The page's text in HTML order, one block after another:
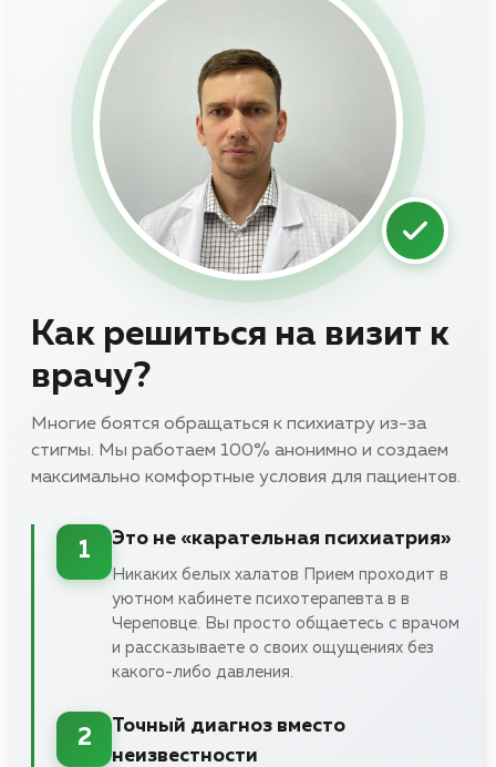
Как решиться на визит к
врачу?
Многие боятся обращаться к психиатру из-за
стигмы. Мы работаем 100% анонимно и создаем
максимально комфортные условия для пациентов.
1
Это не «карательная психиатрия»
Никаких белых халатов Прием проходит в
уютном кабинете психотерапевта в в
Череповце. Вы просто общаетесь с врачом
и рассказываете о своих ощущениях без
какого-либо давления.
2
Точный диагноз вместо
неизвестности